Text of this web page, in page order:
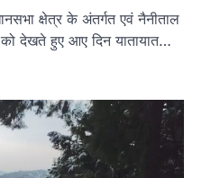
क्षेत्र के अंतर्गत एवं नैनीताल
देखते हुए आए दिन यातायात…